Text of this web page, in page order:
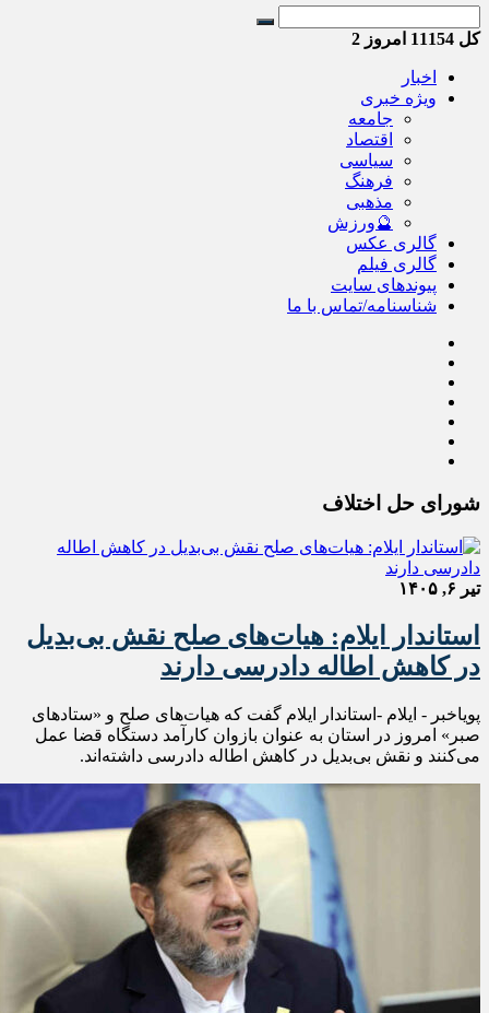
کل امروز 2
اخبار
ویژه خبری
جامعه
اقتصاد
سیاسی
فرهنگ
مذهبی
🔮ورزش
گالری عکس
گالری فیلم
پیوندهای سایت
شناسنامه/تماس با ما
شورای حل اختلاف
تیر ۶, ۱۴۰۵
استاندار ایلام: هیات‌های صلح نقش بی‌بدیل
در کاهش‌ اطاله دادرسی دارند
پویاخبر - ایلام -استاندار ایلام گفت که هیات‌های صلح و «ستادهای
صبر» امروز در استان به عنوان بازوان کارآمد دستگاه قضا عمل
می‌کنند و نقش بی‌بدیل در کاهش اطاله دادرسی داشته‌اند.